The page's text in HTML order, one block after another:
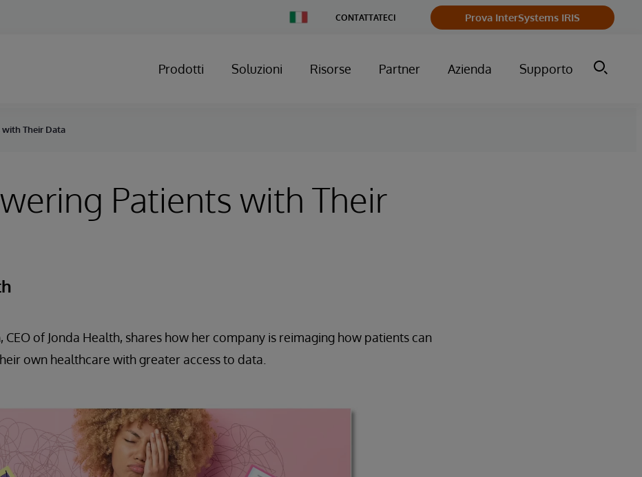
Country
CONTATTATECI Prova InterSystems IRIS
Prodotti Soluzioni Risorse Partner Azienda Supporto
Their Data
Patients with Their
CEO of Jonda Health, shares how her company is reimaging how patients can
own healthcare with greater access to data.